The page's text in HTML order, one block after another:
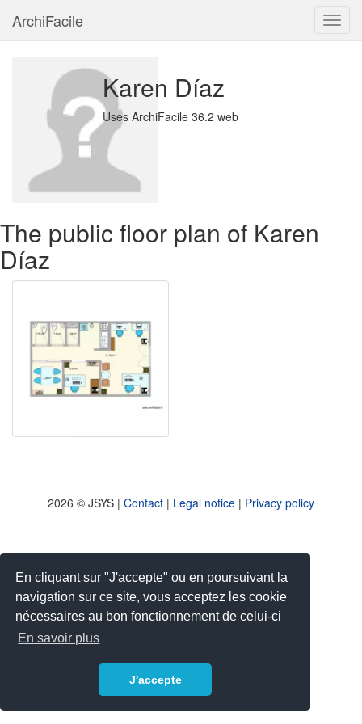
En cliquant sur "J'accepte" ou en poursuivant la
navigation sur ce site, vous acceptez les cookie
nécessaires au bon fonctionnement de celui-ci
En savoir plus
J'accepte
ArchiFacile
Karen Díaz
Uses ArchiFacile 36.2 web
The public floor plan of Karen
Díaz
2026 © JSYS | Contact | Legal notice | Privacy policy